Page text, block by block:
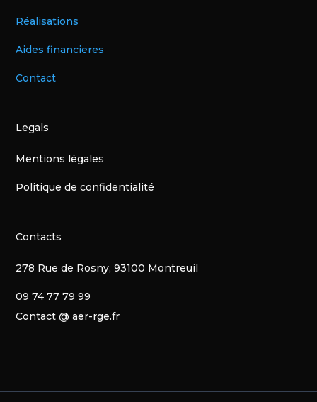
Réalisations
Aides financieres
Contact
Legals
Mentions légales
Politique de confidentialité
Contacts
278 Rue de Rosny, 93100 Montreuil
09 74 77 79 99
Contact @ aer-rge.fr